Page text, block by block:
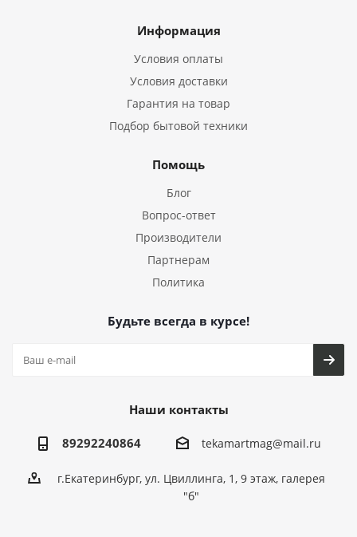
Информация
Условия оплаты
Условия доставки
Гарантия на товар
Подбор бытовой техники
Помощь
Блог
Вопрос-ответ
Производители
Партнерам
Политика
Будьте всегда в курсе!
Наши контакты
89292240864 tekamartmag@mail.ru
г.Екатеринбург, ул. Цвиллинга, 1, 9 этаж, галерея
"б"